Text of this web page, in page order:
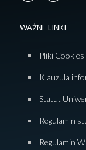
WAŻNE LINKI
Pliki Cookies
Klauzula
Statut
Regulamin
Regulamin